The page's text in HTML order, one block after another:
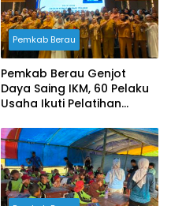
Pemkab Berau
Pemkab Berau Genjot
Daya Saing IKM, 60 Pelaku
Usaha Ikuti Pelatihan
Profesional